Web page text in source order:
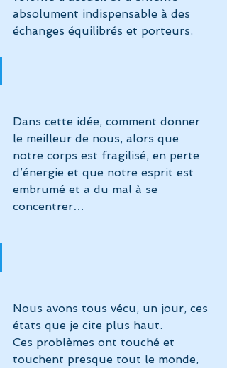
absolument indispensable à des
échanges équilibrés et porteurs.
Dans cette idée, comment donner
le meilleur de nous, alors que
notre corps est fragilisé, en perte
d’énergie et que notre esprit est
embrumé et a du mal à se
concentrer…
Nous avons tous vécu, un jour, ces
états que je cite plus haut.
Ces problèmes ont touché et
touchent presque tout le monde,